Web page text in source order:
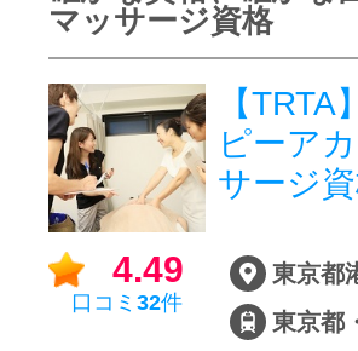
マッサージ資格
【
ピーア
サージ
4.49
口コミ 32件
東京都